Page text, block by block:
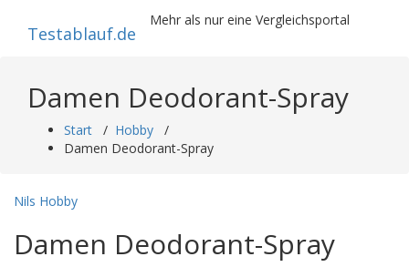
Inhalt
springenTestablauf.de
Mehr als nur eine Vergleichsportal
Damen Deodorant-Spray
Start / Hobby /
Damen Deodorant-Spray
Nils Hobby
Damen Deodorant-Spray